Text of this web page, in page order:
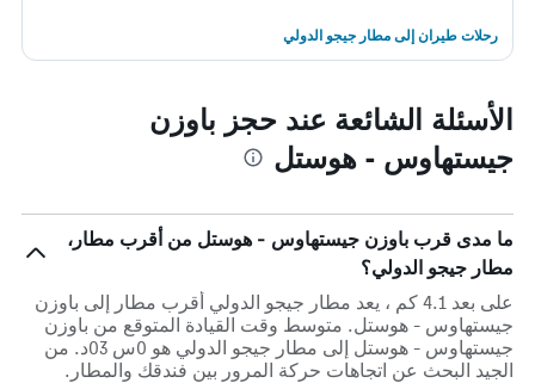
رحلات طيران إلى مطار جيجو الدولي
الأسئلة الشائعة عند حجز باوزن
جيستهاوس - هوستل
ما مدى قرب باوزن جيستهاوس - هوستل من أقرب مطار،
مطار جيجو الدولي؟
على بعد 4.1 كم ، يعد مطار جيجو الدولي أقرب مطار إلى باوزن
جيستهاوس - هوستل. متوسط وقت القيادة المتوقع من باوزن
جيستهاوس - هوستل إلى مطار جيجو الدولي هو 0س 03د. من
الجيد البحث عن اتجاهات حركة المرور بين فندقك والمطار.